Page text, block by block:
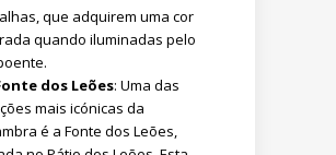
que adquirem uma cor
quando iluminadas pelo
dos Leões: Uma das
mais icónicas da
é a Fonte dos Leões,